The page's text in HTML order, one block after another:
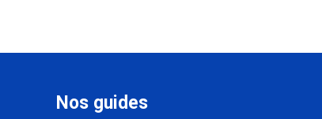
Nos guides